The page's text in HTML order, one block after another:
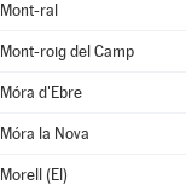
Mont-ral
Mont-roig del Camp
Móra d'Ebre
Móra la Nova
Morell (El)